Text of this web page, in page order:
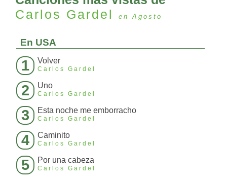
Carlos Gardel
en Agosto
En USA
1 Volver
Carlos Gardel
2 Uno
Carlos Gardel
3 Esta noche me emborracho
Carlos Gardel
4 Caminito
Carlos Gardel
5 Por una cabeza
Carlos Gardel